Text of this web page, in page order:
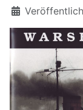
Details